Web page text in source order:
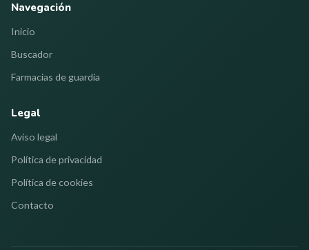
Navegación
Inicio
Buscador
Farmacias de guardia
Legal
Aviso legal
Política de privacidad
Política de cookies
Contacto